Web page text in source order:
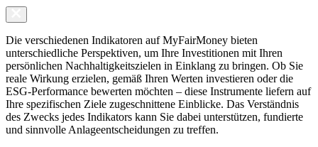
Die verschiedenen Indikatoren auf MyFairMoney bieten
unterschiedliche Perspektiven, um Ihre Investitionen mit Ihren
persönlichen Nachhaltigkeitszielen in Einklang zu bringen. Ob Sie
reale Wirkung erzielen, gemäß Ihren Werten investieren oder die
ESG-Performance bewerten möchten – diese Instrumente liefern auf
Ihre spezifischen Ziele zugeschnittene Einblicke. Das Verständnis
des Zwecks jedes Indikators kann Sie dabei unterstützen, fundierte
und sinnvolle Anlageentscheidungen zu treffen.